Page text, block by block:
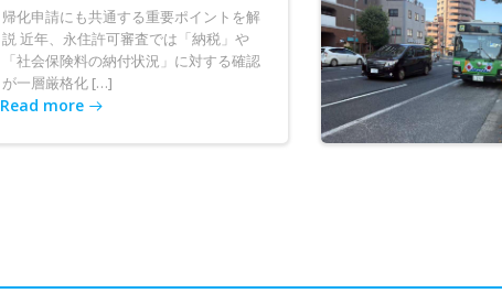
帰化申請にも共通する重要ポイントを解
説 近年、永住許可審査では「納税」や
「社会保険料の納付状況」に対する確認
が一層厳格化 […]
Read more